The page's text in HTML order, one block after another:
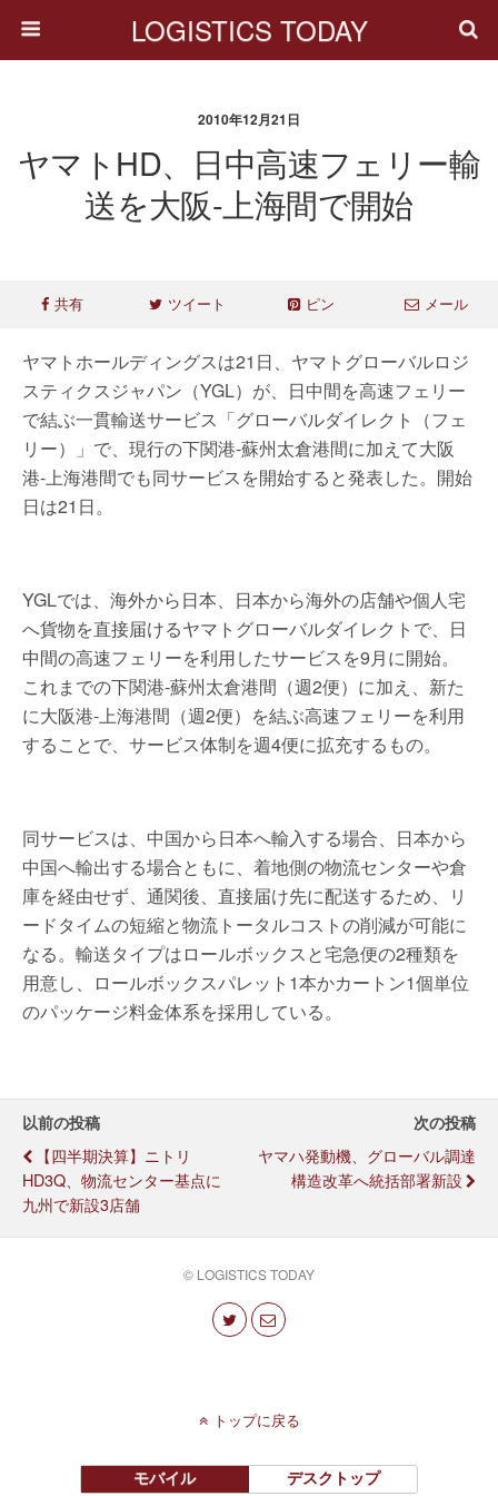
LOGISTICS TODAY
2010年12月21日
ヤマトHD、日中高速フェリー輸
送を大阪-上海間で開始
共有 ツイート ピン メール
ヤマトホールディングスは21日、ヤマトグローバルロジ
スティクスジャパン（YGL）が、日中間を高速フェリー
で結ぶ一貫輸送サービス「グローバルダイレクト（フェ
リー）」で、現行の下関港-蘇州太倉港間に加えて大阪
港-上海港間でも同サービスを開始すると発表した。開始
日は21日。
YGLでは、海外から日本、日本から海外の店舗や個人宅
へ貨物を直接届けるヤマトグローバルダイレクトで、日
中間の高速フェリーを利用したサービスを9月に開始。
これまでの下関港-蘇州太倉港間（週2便）に加え、新た
に大阪港-上海港間（週2便）を結ぶ高速フェリーを利用
することで、サービス体制を週4便に拡充するもの。
同サービスは、中国から日本へ輸入する場合、日本から
中国へ輸出する場合ともに、着地側の物流センターや倉
庫を経由せず、通関後、直接届け先に配送するため、リ
ードタイムの短縮と物流トータルコストの削減が可能に
なる。輸送タイプはロールボックスと宅急便の2種類を
用意し、ロールボックスパレット1本かカートン1個単位
のパッケージ料金体系を採用している。
以前の投稿
【四半期決算】ニトリ
HD3Q、物流センター基点に
九州で新設3店舗
次の投稿
ヤマハ発動機、グローバル調達
構造改革へ統括部署新設
© LOGISTICS TODAY
トップに戻る
モバイル デスクトップ